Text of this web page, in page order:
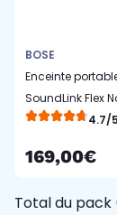
BOSE
Enceinte
SoundLink Flex
4.7/5
169,00€
Total du